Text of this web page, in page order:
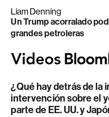
Liam Denning
Un Trump acorralado
grandes petroleras
¿Qué hay detrás de la
intervención sobre el
parte de EE. UU. y